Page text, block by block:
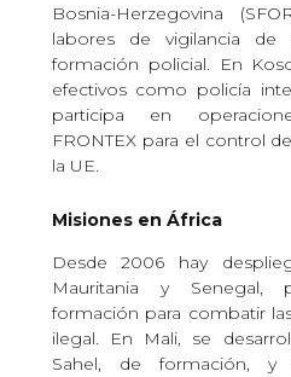
Bosnia-Herzegovina
labores de vigilancia de
formación policial. En
efectivos como policía
participa en
FRONTEX para el control
la UE.
Misiones en África
Desde 2006 hay
Mauritania y Senegal,
formación para combatir
ilegal. En Mali, se
Sahel, de formación, y